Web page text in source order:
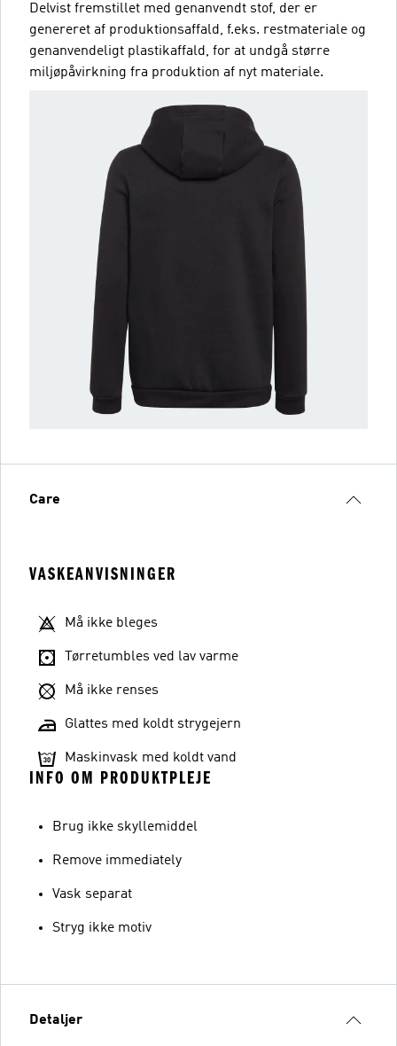
Delvist fremstillet med genanvendt stof, der er
genereret af produktionsaffald, f.eks. restmateriale og
genanvendeligt plastikaffald, for at undgå større
miljøpåvirkning fra produktion af nyt materiale.
Care
VASKEANVISNINGER
Må ikke bleges
Tørretumbles ved lav varme
Må ikke renses
Glattes med koldt strygejern
Maskinvask med koldt vand
INFO OM PRODUKTPLEJE
Brug ikke skyllemiddel
Remove immediately
Vask separat
Stryg ikke motiv
Detaljer